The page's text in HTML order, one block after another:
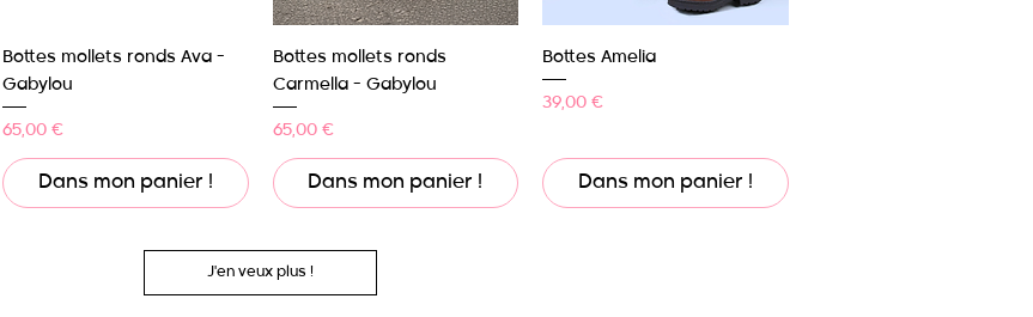
Aperçu rapide
Bottes mollets ronds Ava -
Gabylou
Prix
65,00 €
Dans mon panier !
Aperçu rapide
Bottes mollets ronds
Carmella - Gabylou
Prix
65,00 €
Dans mon panier !
Aperçu rapide
Bottes Amelia
Prix
39,00 €
Dans mon panier !
J'en veux plus !